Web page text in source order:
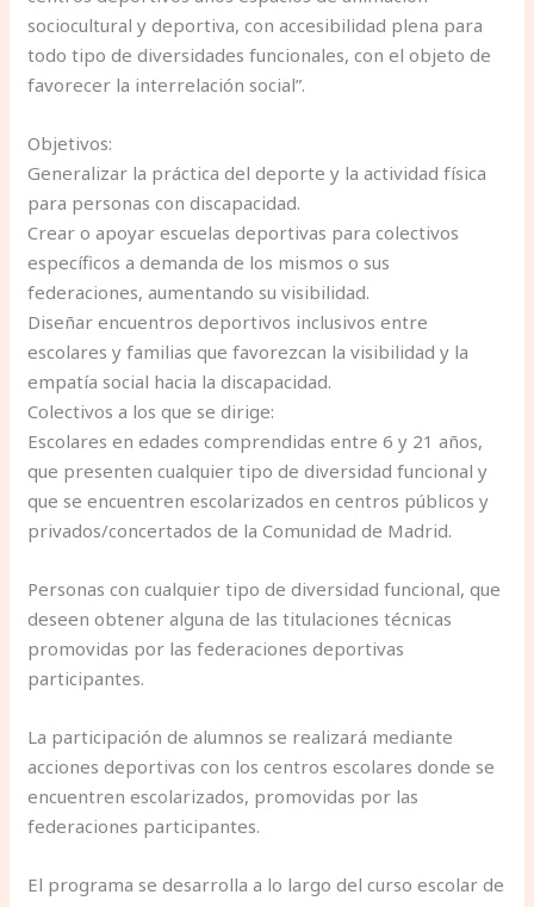
sociocultural y deportiva, con accesibilidad plena para
todo tipo de diversidades funcionales, con el objeto de
favorecer la interrelación social”.
Objetivos:
Generalizar la práctica del deporte y la actividad física
para personas con discapacidad.
Crear o apoyar escuelas deportivas para colectivos
específicos a demanda de los mismos o sus
federaciones, aumentando su visibilidad.
Diseñar encuentros deportivos inclusivos entre
escolares y familias que favorezcan la visibilidad y la
empatía social hacia la discapacidad.
Colectivos a los que se dirige:
Escolares en edades comprendidas entre 6 y 21 años,
que presenten cualquier tipo de diversidad funcional y
que se encuentren escolarizados en centros públicos y
privados/concertados de la Comunidad de Madrid.
Personas con cualquier tipo de diversidad funcional, que
deseen obtener alguna de las titulaciones técnicas
promovidas por las federaciones deportivas
participantes.
La participación de alumnos se realizará mediante
acciones deportivas con los centros escolares donde se
encuentren escolarizados, promovidas por las
federaciones participantes.
El programa se desarrolla a lo largo del curso escolar de